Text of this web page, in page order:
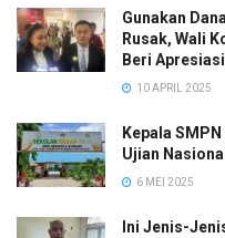
Gunakan
Rusak, Wali
Beri
10 APRIL 2025
Kepala
Ujian Nasional
6 MEI 2025
Ini Jenis-